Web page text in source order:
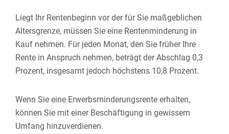
Liegt Ihr Rentenbeginn vor der für Sie maßgeblichen
Altersgrenze, müssen Sie eine Rentenminderung in
Kauf nehmen. Für jeden Monat, den Sie früher Ihre
Rente in Anspruch nehmen, beträgt der Abschlag 0,3
Prozent, insgesamt jedoch höchstens 10,8 Prozent.
Wenn Sie eine Erwerbsminderungsrente erhalten,
können Sie mit einer Beschäftigung in gewissem
Umfang hinzuverdienen.